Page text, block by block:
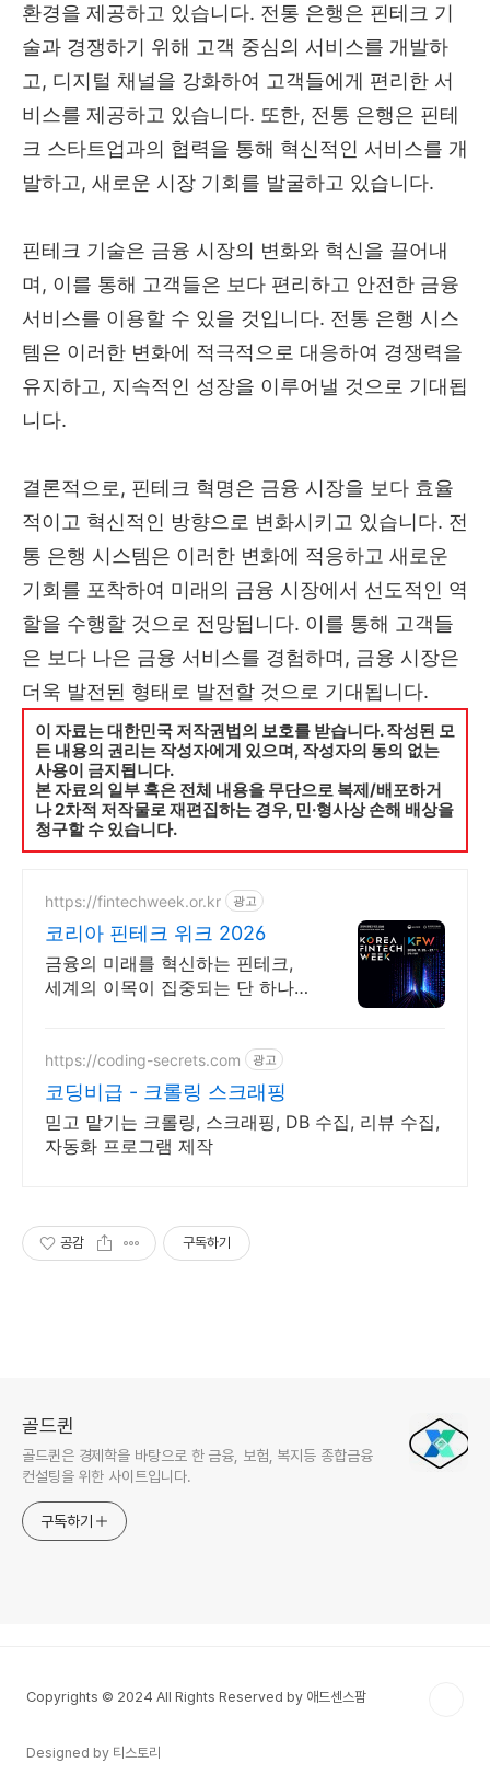
환경을 제공하고 있습니다. 전통 은행은 핀테크 기
술과 경쟁하기 위해 고객 중심의 서비스를 개발하
고, 디지털 채널을 강화하여 고객들에게 편리한 서
비스를 제공하고 있습니다. 또한, 전통 은행은 핀테
크 스타트업과의 협력을 통해 혁신적인 서비스를 개
발하고, 새로운 시장 기회를 발굴하고 있습니다.
핀테크 기술은 금융 시장의 변화와 혁신을 끌어내
며, 이를 통해 고객들은 보다 편리하고 안전한 금융
서비스를 이용할 수 있을 것입니다. 전통 은행 시스
템은 이러한 변화에 적극적으로 대응하여 경쟁력을
유지하고, 지속적인 성장을 이루어낼 것으로 기대됩
니다.
결론적으로, 핀테크 혁명은 금융 시장을 보다 효율
적이고 혁신적인 방향으로 변화시키고 있습니다. 전
통 은행 시스템은 이러한 변화에 적응하고 새로운
기회를 포착하여 미래의 금융 시장에서 선도적인 역
할을 수행할 것으로 전망됩니다. 이를 통해 고객들
은 보다 나은 금융 서비스를 경험하며, 금융 시장은
더욱 발전된 형태로 발전할 것으로 기대됩니다.
이 자료는 대한민국 저작권법의 보호를 받습니다. 작성된 모
든 내용의 권리는 작성자에게 있으며, 작성자의 동의 없는
사용이 금지됩니다.
본 자료의 일부 혹은 전체 내용을 무단으로 복제/배포하거
나 2차적 저작물로 재편집하는 경우, 민·형사상 손해 배상을
청구할 수 있습니다.
https://fintechweek.or.kr 광고
코리아 핀테크 위크 2026
금융의 미래를 혁신하는 핀테크,
세계의 이목이 집중되는 단 하나의
https://coding-secrets.com 광고
코딩비급 - 크롤링 스크래핑
믿고 맡기는 크롤링, 스크래핑, DB 수집, 리뷰 수집,
자동화 프로그램 제작
공감 구독하기
골드퀸
골드퀸은 경제학을 바탕으로 한 금융, 보험, 복지등 종합금융
컨설팅을 위한 사이트입니다.
구독하기
Copyrights © 2024 All Rights Reserved by 애드센스팜
Designed by 티스토리